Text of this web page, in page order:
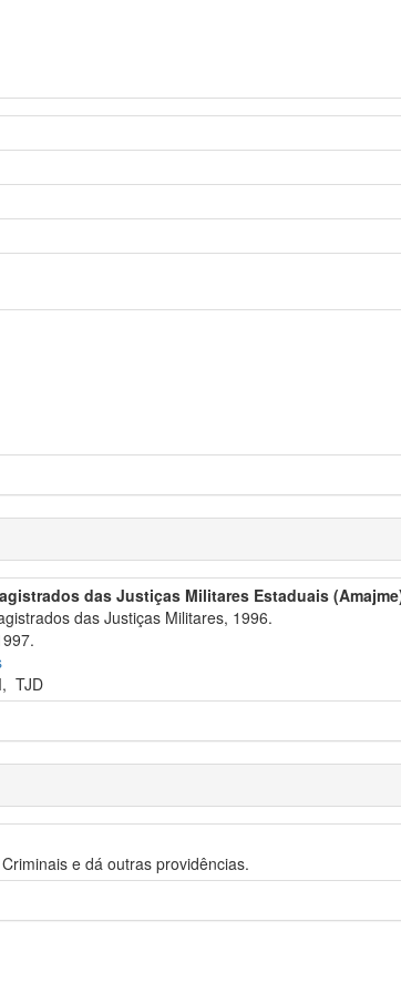
das Justiças Militares Estaduais
das Justiças Militares, 1996.
,TJD
e dá outras providências.